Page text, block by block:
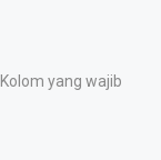
yang wajib